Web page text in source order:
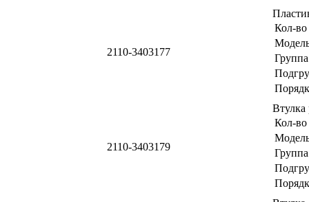
2110-3403177
Кол-
Группа
2110-3403179
Втулка
Кол-
Группа